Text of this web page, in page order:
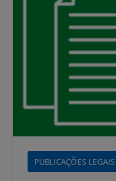
PUBLICAÇÕES LEGAIS